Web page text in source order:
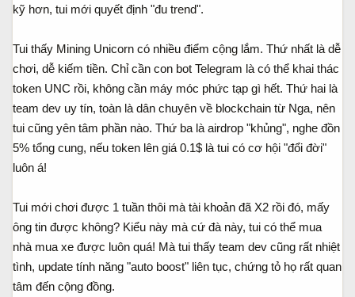
kỹ hơn, tui mới quyết định "đu trend".
Tui thấy Mining Unicorn có nhiều điểm cộng lắm. Thứ nhất là dễ
chơi, dễ kiếm tiền. Chỉ cần con bot Telegram là có thể khai thác
token UNC rồi, không cần máy móc phức tạp gì hết. Thứ hai là
team dev uy tín, toàn là dân chuyên về blockchain từ Nga, nên
tui cũng yên tâm phần nào. Thứ ba là airdrop "khủng", nghe đồn
5% tổng cung, nếu token lên giá 0.1$ là tui có cơ hội "đổi đời"
luôn á!
Tui mới chơi được 1 tuần thôi mà tài khoản đã X2 rồi đó, mấy
ông tin được không? Kiểu này mà cứ đà này, tui có thể mua
nhà mua xe được luôn quá! Mà tui thấy team dev cũng rất nhiệt
tình, update tính năng "auto boost" liên tục, chứng tỏ họ rất quan
tâm đến cộng đồng.